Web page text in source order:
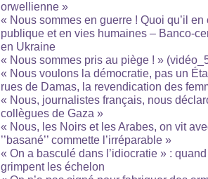
orwellienne »
« Nous sommes en guerre ! Quoi qu’il en
publique et en vies humaines – Banco-
en Ukraine
« Nous sommes pris au piège ! »
« Nous voulons la démocratie, pas un
rues de Damas, la revendication des
« Nous, journalistes français, nous
collègues de Gaza »
« Nous, les Noirs et les Arabes, on vit
’’basané’’ commette l’irréparable »
« On a basculé dans l’idiocratie » :
grimpent les échelon